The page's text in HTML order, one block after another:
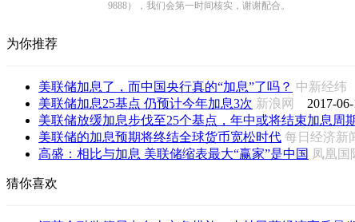
9888），我们会第一时间核实，谢谢配合。
为你推荐
美联储加息了，而中国央行真的“加息”了吗？ 中新经纬
美联储加息25基点 仍预计今年加息3次 新浪网 2017-
美联储放缓加息步伐至25个基点，年中或将结束加息周
美联储的加息预期将终结全球货币宽松时代 每日经济
高盛：相比与加息 美联储缩表最大“赢家”是中国 凤凰国
猜你喜欢